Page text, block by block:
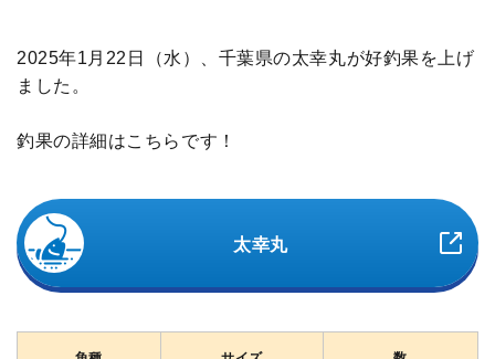
2025年1月22日（水）、千葉県の太幸丸が好釣果を上げ
ました。
釣果の詳細はこちらです！
太幸丸